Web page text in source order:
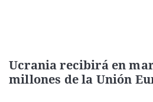
Ucrania recibirá en
millones de la Unión